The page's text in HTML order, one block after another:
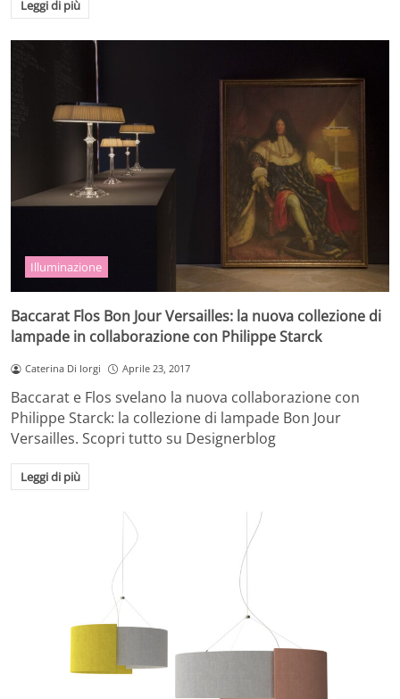
Leggi di più
Illuminazione
Baccarat Flos Bon Jour Versailles: la nuova collezione di
lampade in collaborazione con Philippe Starck
Caterina Di Iorgi Aprile 23, 2017
Baccarat e Flos svelano la nuova collaborazione con
Philippe Starck: la collezione di lampade Bon Jour
Versailles. Scopri tutto su Designerblog
Leggi di più